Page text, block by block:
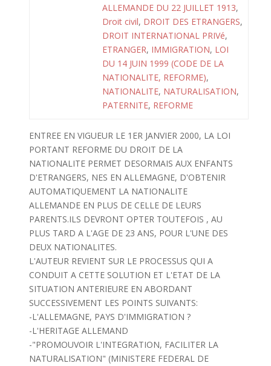
ALLEMANDE DU 22 JUILLET 1913,
Droit civil, DROIT DES ETRANGERS,
DROIT INTERNATIONAL PRIVé,
ETRANGER, IMMIGRATION, LOI
DU 14 JUIN 1999 (CODE DE LA
NATIONALITE, REFORME),
NATIONALITE, NATURALISATION,
PATERNITE, REFORME
ENTREE EN VIGUEUR LE 1ER JANVIER 2000, LA LOI
PORTANT REFORME DU DROIT DE LA
NATIONALITE PERMET DESORMAIS AUX ENFANTS
D'ETRANGERS, NES EN ALLEMAGNE, D'OBTENIR
AUTOMATIQUEMENT LA NATIONALITE
ALLEMANDE EN PLUS DE CELLE DE LEURS
PARENTS.ILS DEVRONT OPTER TOUTEFOIS , AU
PLUS TARD A L'AGE DE 23 ANS, POUR L'UNE DES
DEUX NATIONALITES.
L'AUTEUR REVIENT SUR LE PROCESSUS QUI A
CONDUIT A CETTE SOLUTION ET L'ETAT DE LA
SITUATION ANTERIEURE EN ABORDANT
SUCCESSIVEMENT LES POINTS SUIVANTS:
-L'ALLEMAGNE, PAYS D'IMMIGRATION ?
-L'HERITAGE ALLEMAND
-"PROMOUVOIR L'INTEGRATION, FACILITER LA
NATURALISATION" (MINISTERE FEDERAL DE